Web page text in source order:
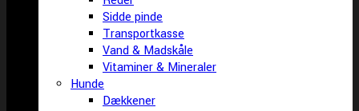
Sidde pinde
Transportkasse
Vand & Madskåle
Vitaminer & Mineraler
Hunde
Dækkener